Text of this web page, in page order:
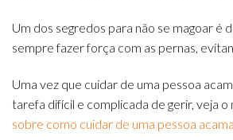
Um dos segredos para não se magoar é
sempre fazer força com as pernas,
Uma vez que cuidar de uma pessoa
tarefa difícil e complicada de gerir, veja o
sobre como cuidar de uma pessoa